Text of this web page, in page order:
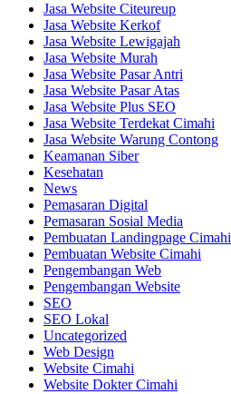
Jasa Website Citeureup
Jasa Website Kerkof
Jasa Website Lewigajah
Jasa Website Murah
Jasa Website Pasar Antri
Jasa Website Pasar Atas
Jasa Website Plus SEO
Jasa Website Terdekat Cimahi
Jasa Website Warung Contong
Keamanan Siber
Kesehatan
News
Pemasaran Digital
Pemasaran Sosial Media
Pembuatan Landingpage Cimahi
Pembuatan Website Cimahi
Pengembangan Web
Pengembangan Website
SEO
SEO Lokal
Uncategorized
Web Design
Website Cimahi
Website Dokter Cimahi